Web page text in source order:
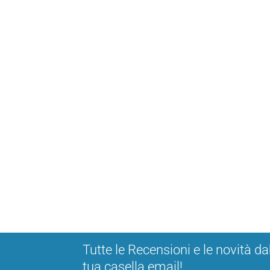
Tutte le Recensioni e le novità
tua casella email!